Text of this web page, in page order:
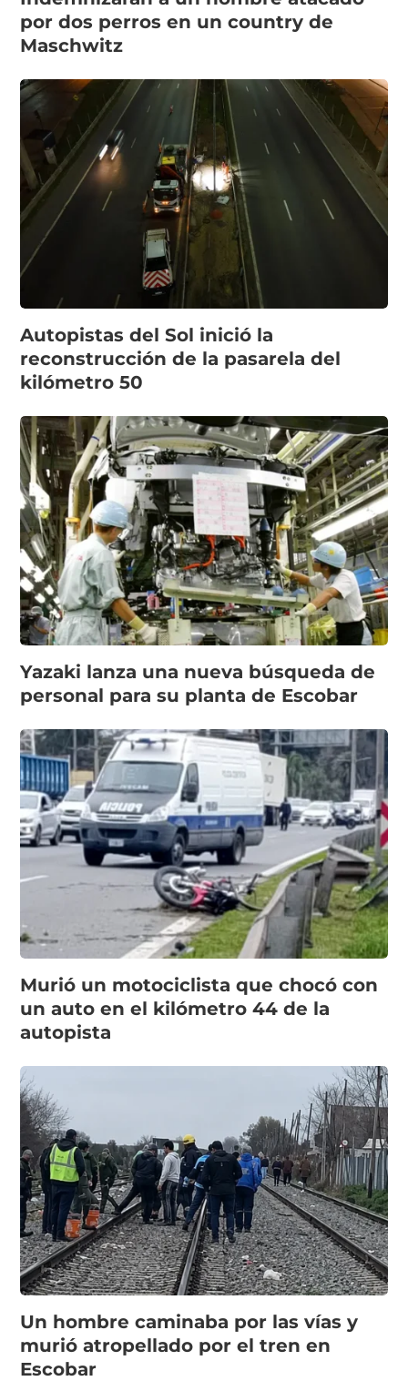
por dos perros en un country de
Maschwitz
Autopistas del Sol inició la
reconstrucción de la pasarela del
kilómetro 50
Yazaki lanza una nueva búsqueda de
personal para su planta de Escobar
Murió un motociclista que chocó con
un auto en el kilómetro 44 de la
autopista
Un hombre caminaba por las vías y
murió atropellado por el tren en
Escobar